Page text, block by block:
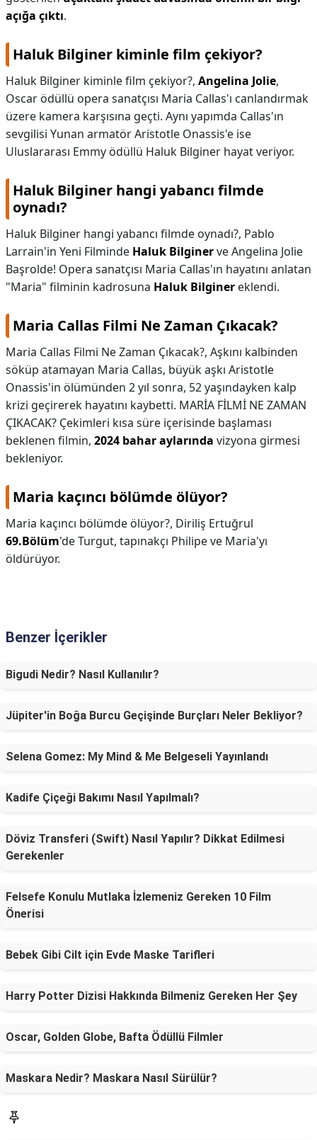
açığa çıktı.
Haluk Bilginer kiminle film çekiyor?
Haluk Bilginer kiminle film çekiyor?, Angelina Jolie,
Oscar ödüllü opera sanatçısı Maria Callas'ı canlandırmak
üzere kamera karşısına geçti. Aynı yapımda Callas'ın
sevgilisi Yunan armatör Aristotle Onassis'e ise
Uluslararası Emmy ödüllü Haluk Bilginer hayat veriyor.
Haluk Bilginer hangi yabancı filmde
oynadı?
Haluk Bilginer hangi yabancı filmde oynadı?, Pablo
Larrain'in Yeni Filminde Haluk Bilginerve Angelina Jolie
Başrolde! Opera sanatçısı Maria Callas'ın hayatını anlatan
"Maria" filminin kadrosuna Haluk Bilginer eklendi.
Maria Callas Filmi Ne Zaman Çıkacak?
Maria Callas Filmi Ne Zaman Çıkacak?, Aşkını kalbinden
söküp atamayan Maria Callas, büyük aşkı Aristotle
Onassis'in ölümünden 2 yıl sonra, 52 yaşındayken kalp
krizi geçirerek hayatını kaybetti. MARİA FİLMİ NE ZAMAN
ÇIKACAK? Çekimleri kısa süre içerisinde başlaması
beklenen filmin, 2024 bahar aylarında vizyona girmesi
bekleniyor.
Maria kaçıncı bölümde ölüyor?
Maria kaçıncı bölümde ölüyor?, Diriliş Ertuğrul
69.Bölüm'de Turgut, tapınakçı Philipe ve Maria'yı
öldürüyor.
Benzer İçerikler
Bigudi Nedir? Nasıl Kullanılır?
Jüpiter'in Boğa Burcu Geçişinde Burçları Neler Bekliyor?
Selena Gomez: My Mind & Me Belgeseli Yayınlandı
Kadife Çiçeği Bakımı Nasıl Yapılmalı?
Döviz Transferi (Swift) Nasıl Yapılır? Dikkat Edilmesi
Gerekenler
Felsefe Konulu Mutlaka İzlemeniz Gereken 10 Film
Önerisi
Bebek Gibi Cilt için Evde Maske Tarifleri
Harry Potter Dizisi Hakkında Bilmeniz Gereken Her Şey
Oscar, Golden Globe, Bafta Ödüllü Filmler
Maskara Nedir? Maskara Nasıl Sürülür?